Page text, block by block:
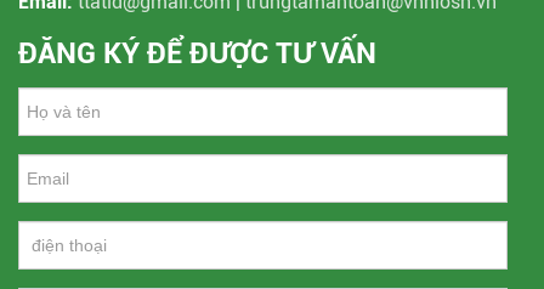
ĐĂNG KÝ ĐỂ ĐƯỢC TƯ VẤN